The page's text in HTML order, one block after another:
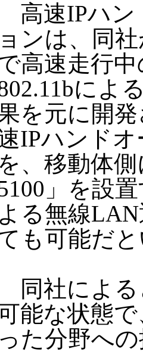
高速IPハン
ョンは、同
高速走行
によ
を元に開
IPハンド
を、移動体
」を設
よる無線
も可能だ
同社による
能な状態
った分野へ